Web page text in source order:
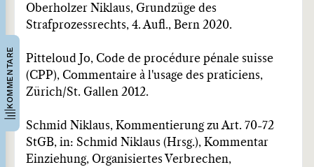
KOMMENTARE
Oberholzer Niklaus, Grundzüge des
Strafprozessrechts, 4. Aufl., Bern 2020.
Pitteloud Jo, Code de procédure pénale suisse
(CPP), Commentaire à l'usage des praticiens,
Zürich/St. Gallen 2012.
Schmid Niklaus, Kommentierung zu Art. 70-72
StGB, in: Schmid Niklaus (Hrsg.), Kommentar
Einziehung, Organisiertes Verbrechen,